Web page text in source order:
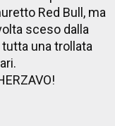
Red Bull, ma
sceso dalla
una trollata